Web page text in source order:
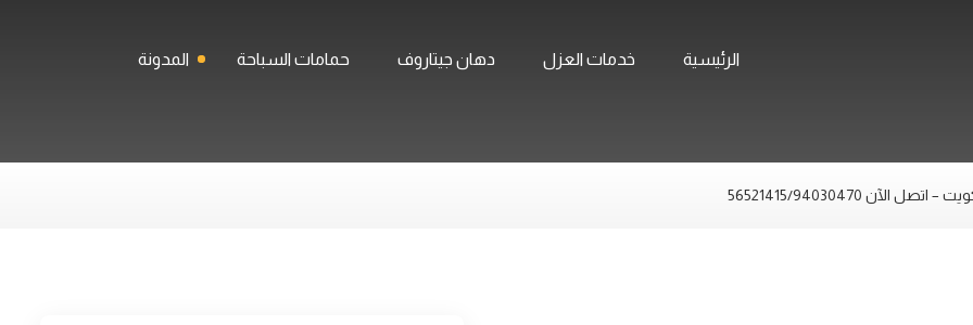
الرئيسية خدمات العزل دهان جيتاروف حمامات السباحة المدونة
56521415/94030470